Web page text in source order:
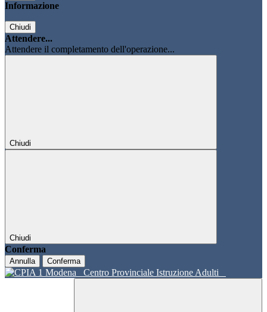
Informazione
Chiudi
Attendere...
Attendere il completamento dell'operazione...
Chiudi
Chiudi
Conferma
Annulla Conferma
Centro Provinciale Istruzione Adulti